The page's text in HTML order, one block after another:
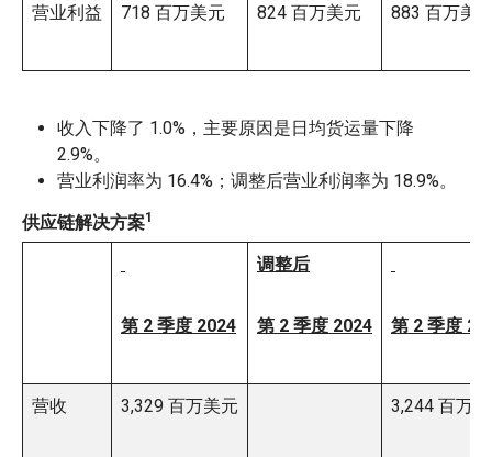
营业利益 718 百万美元 824 百万美元 883 百万美
收入下降了 1.0%，主要原因是日均货运量下降
2.9%。
营业利润率为 16.4%；调整后营业利润率为 18.9%。
供应链解决方案1
第 2 季度 2024
调整后
第 2 季度 2024 第 2 季度
营收 3,329 百万美元 3,244 百万